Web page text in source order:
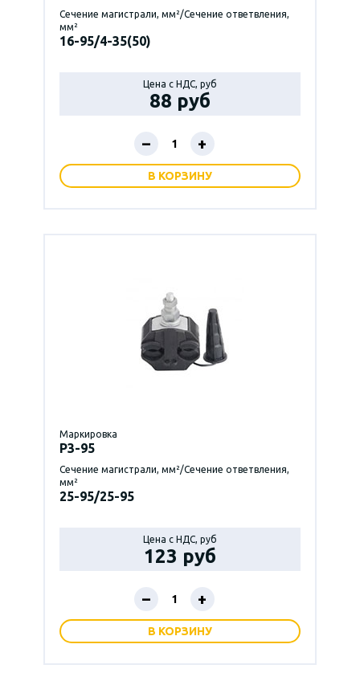
Сечение магистрали, мм²/Сечение ответвления,
мм²
16-95/4-35(50)
Цена с НДС, руб
88 руб
– +
В КОРЗИНУ
Маркировка
P3-95
Сечение магистрали, мм²/Сечение ответвления,
мм²
25-95/25-95
Цена с НДС, руб
123 руб
– +
В КОРЗИНУ